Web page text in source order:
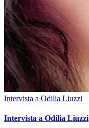
Intervista a Odilia Liuzzi
Intervista a Odilia Liuzzi